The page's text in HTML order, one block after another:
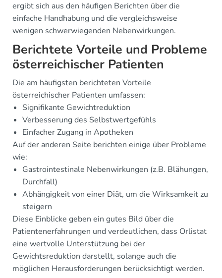
ergibt sich aus den häufigen Berichten über die
einfache Handhabung und die vergleichsweise
wenigen schwerwiegenden Nebenwirkungen.
Berichtete Vorteile und Probleme
österreichischer Patienten
Die am häufigsten berichteten Vorteile
österreichischer Patienten umfassen:
Signifikante Gewichtreduktion
Verbesserung des Selbstwertgefühls
Einfacher Zugang in Apotheken
Auf der anderen Seite berichten einige über Probleme
wie:
Gastrointestinale Nebenwirkungen (z.B. Blähungen,
Durchfall)
Abhängigkeit von einer Diät, um die Wirksamkeit zu
steigern
Diese Einblicke geben ein gutes Bild über die
Patientenerfahrungen und verdeutlichen, dass Orlistat
eine wertvolle Unterstützung bei der
Gewichtsreduktion darstellt, solange auch die
möglichen Herausforderungen berücksichtigt werden.